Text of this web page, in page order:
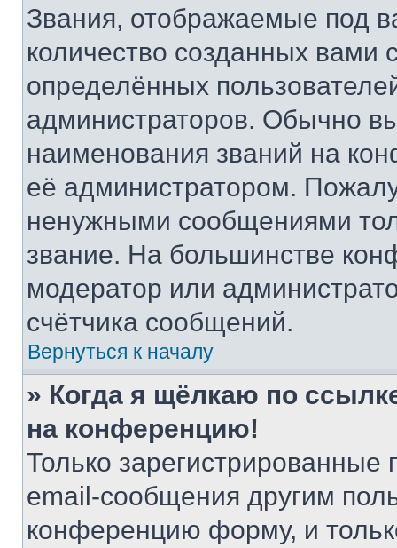
Звания, отображаемые под
количество созданных
определённых
администраторов. Обычно
наименования званий на
её администратором.
ненужными сообщениями
звание. На большинстве
модератор или
счётчика сообщений.
Вернуться к началу
» Когда я щёлкаю по
на конференцию!
Только зарегистрированные
email-сообщения другим
конференцию форму, и